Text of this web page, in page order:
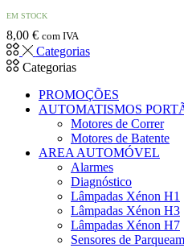
EM STOCK
8,00 € com IVA
Categorias
Categorias
PROMOÇÕES
AUTOMATISMOS
Motores de Correr
Motores de Batente
AREA AUTOMÓVEL
Alarmes
Diagnóstico
Lâmpadas Xénon H1
Lâmpadas Xénon H3
Lâmpadas Xénon H7
Sensores de